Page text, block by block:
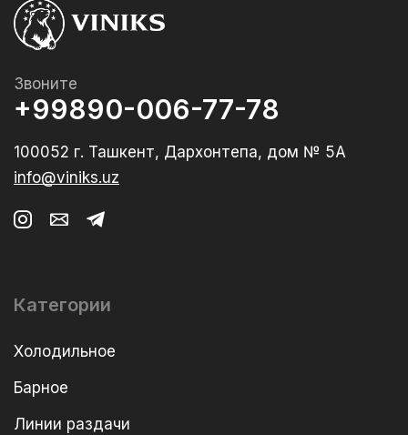
Звоните
+99890-006-77-78
100052 г. Ташкент, Дархонтепа, дом № 5А
info@viniks.uz
Категории
Холодильное
Барное
Линии раздачи